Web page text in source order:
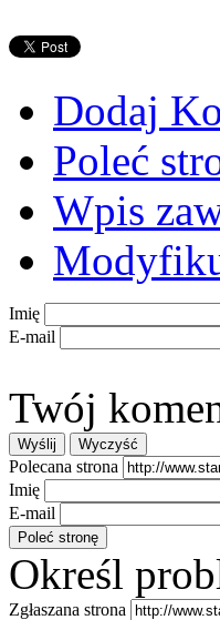
Dodaj
Poleć
Wpis
Imię
E-mail
Twój
Polecana strona
Imię
E-mail
Określ
Zgłaszana strona